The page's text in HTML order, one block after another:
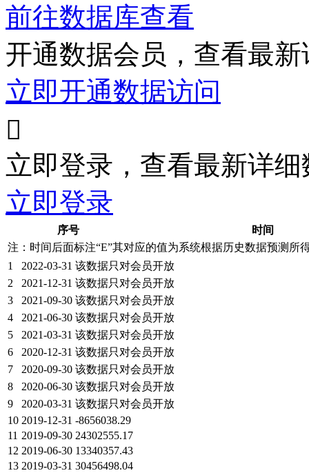
前往数据库查看
开通数据会员，查看最
立即开通数据访问

立即登录，查看最新详细
立即登录
序号
时间
注：时间后面标注“E”其对应的值为系统根据历史数据预测所
1
2022-03-31 该数据只对会员开放
2
2021-12-31 该数据只对会员开放
3
2021-09-30 该数据只对会员开放
4
2021-06-30 该数据只对会员开放
5
2021-03-31 该数据只对会员开放
6
2020-12-31 该数据只对会员开放
7
2020-09-30 该数据只对会员开放
8
2020-06-30 该数据只对会员开放
9
2020-03-31 该数据只对会员开放
10 2019-12-31 -8656038.29
11 2019-09-30 24302555.17
12 2019-06-30 13340357.43
13 2019-03-31 30456498.04